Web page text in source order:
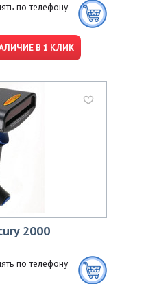
по телефону
В 1 КЛИК
2000
по телефону